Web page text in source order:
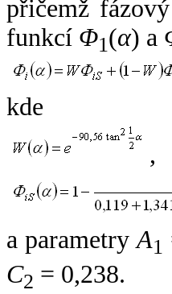
přičemž
funkcí Φ1(α) a
kde
,
a parametryA1
C2 = 0,238.